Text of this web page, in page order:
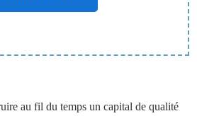
au fil du temps un capital de qualité